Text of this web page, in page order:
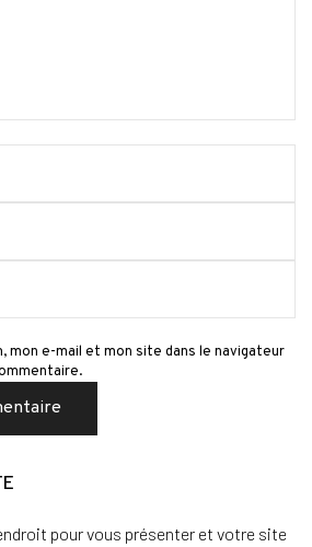
mon e-mail et mon site dans le navigateur
pour vous présenter et votre site